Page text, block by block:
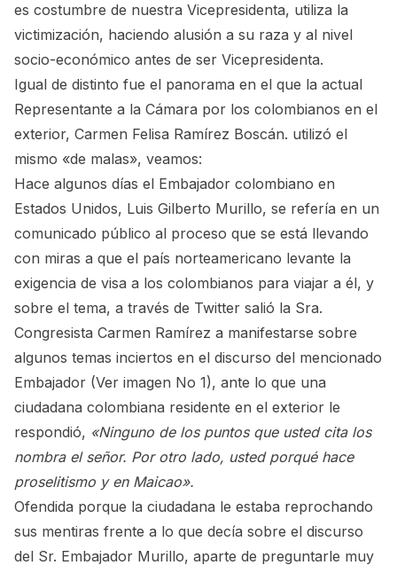
es costumbre de nuestra Vicepresidenta, utiliza la
victimización, haciendo alusión a su raza y al nivel
socio-económico antes de ser Vicepresidenta.
Igual de distinto fue el panorama en el que la actual
Representante a la Cámara por los colombianos en el
exterior, Carmen Felisa Ramírez Boscán. utilizó el
mismo «de malas», veamos:
Hace algunos días el Embajador colombiano en
Estados Unidos, Luis Gilberto Murillo, se refería en un
comunicado público al proceso que se está llevando
con miras a que el país norteamericano levante la
exigencia de visa a los colombianos para viajar a él, y
sobre el tema, a través de Twitter salió la Sra.
Congresista Carmen Ramírez a manifestarse sobre
algunos temas inciertos en el discurso del mencionado
Embajador (Ver imagen No 1), ante lo que una
ciudadana colombiana residente en el exterior le
respondió, «Ninguno de los puntos que usted cita los
nombra el señor. Por otro lado, usted porqué hace
proselitismo y en Maicao».
Ofendida porque la ciudadana le estaba reprochando
sus mentiras frente a lo que decía sobre el discurso
del Sr. Embajador Murillo, aparte de preguntarle muy